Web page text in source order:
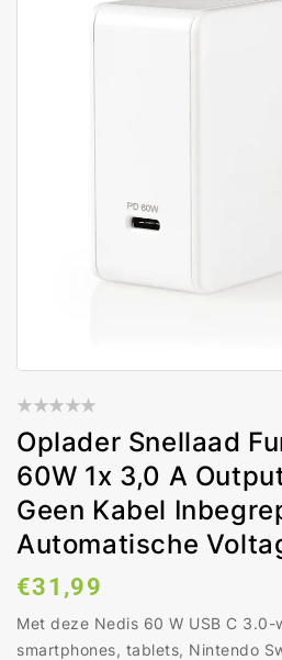
galerij
Oplader Snellaad
60W 1x 3,0 A
Geen Kabel
Automatische
Normale
prijs
€31,99
Met deze Nedis 60 W USB C 3.0-
smartphones, tablets, Nintendo